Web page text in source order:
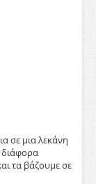
σε μια λεκάνη
διάφορα
τα βάζουμε σε